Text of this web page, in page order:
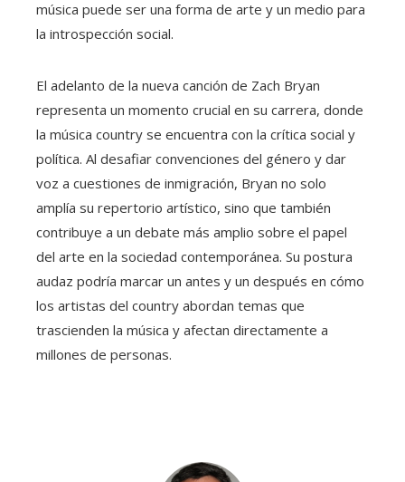
música puede ser una forma de arte y un medio para
la introspección social.
El adelanto de la nueva canción de Zach Bryan
representa un momento crucial en su carrera, donde
la música country se encuentra con la crítica social y
política. Al desafiar convenciones del género y dar
voz a cuestiones de inmigración, Bryan no solo
amplía su repertorio artístico, sino que también
contribuye a un debate más amplio sobre el papel
del arte en la sociedad contemporánea. Su postura
audaz podría marcar un antes y un después en cómo
los artistas del country abordan temas que
trascienden la música y afectan directamente a
millones de personas.